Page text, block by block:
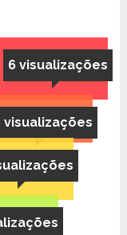
6 visualizações
visualizações